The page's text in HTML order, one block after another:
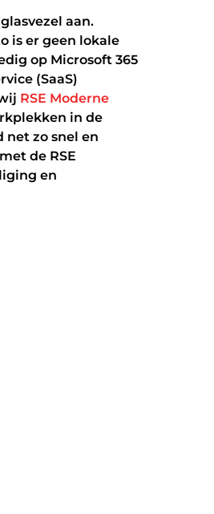
glasvezel aan.
is er geen lokale
op Microsoft 365
(SaaS)
RSE Moderne
in de
net zo snel en
de RSE
en